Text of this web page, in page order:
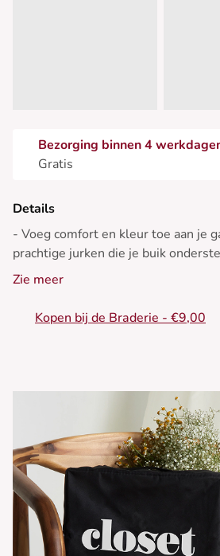
Bezorging binnen 4
Gratis
Details
- Voeg comfort en kleur toe aan je
prachtige jurken die je buik
voor elke gelegenheid, of het nu een
- Korte jurk
- Knoopsluiting
- Wijde 2/4 mouwen
Zie meer
Kopen bij de Braderie - €9,00